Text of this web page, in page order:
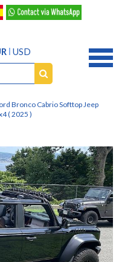
USD
Bronco Cabrio Softtop Jeep
( 2025 )